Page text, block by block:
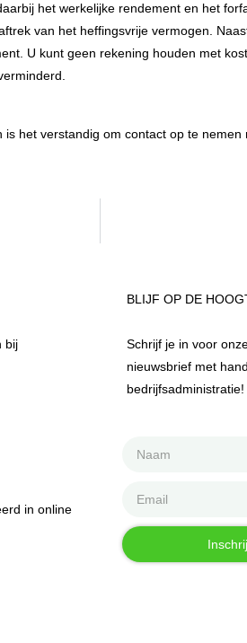
het werkelijke rendement en het
van het heffingsvrije vermogen.
U kunt geen rekening houden met
het verstandig om contact op te
bij
in online
BLIJF OP DE
Schrijf je in voor
nieuwsbrief met
bedrijfsadministratie!